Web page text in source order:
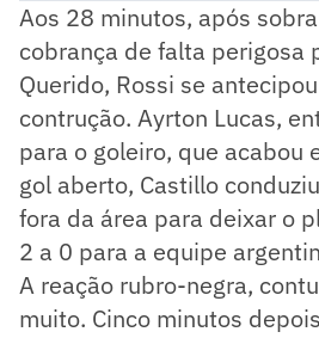
Aos 28 minutos, após
cobrança de falta perigosa
Querido, Rossi se
contrução. Ayrton Lucas,
para o goleiro, que acabou
gol aberto, Castillo
fora da área para deixar o
2 a 0 para a equipe
A reação rubro-negra,
muito. Cinco minutos